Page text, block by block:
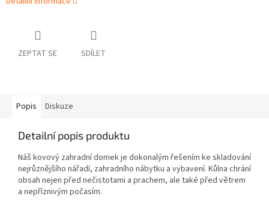
ZEPTAT SE SDÍLET
Popis Diskuze
Detailní popis produktu
Náš kovový zahradní domek je dokonalým řešením ke skladování
nejrůznějšího nářadí, zahradního nábytku a vybavení. Kůlna chrání
obsah nejen před nečistotami a prachem, ale také před větrem
a nepříznivým počasím.